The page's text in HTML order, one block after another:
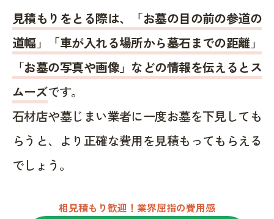
見積もりをとる際は、「お墓の目の前の参道の
道幅」「車が入れる場所から墓石までの距離」
「お墓の写真や画像」などの情報を伝えるとス
ムーズです。
石材店や墓じまい業者に一度お墓を下見しても
らうと、より正確な費用を見積もってもらえる
でしょう。
相見積もり歓迎！業界屈指の費用感